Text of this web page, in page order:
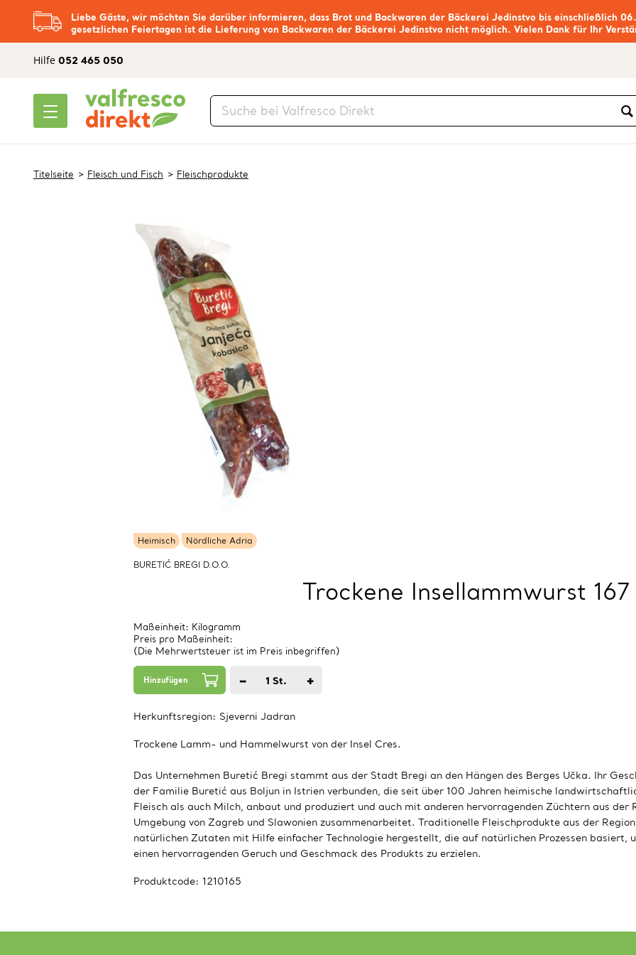
Liebe Gäste, wir möchten Sie darüber informieren, dass Brot und Backwaren der Bäckerei Jedinstvo bis einschließlich
gesetzlichen Feiertagen ist die Lieferung von Backwaren der Bäckerei Jedinstvo nicht möglich. Vielen Dank für Ihr
Hilfe 052 465 050
Titelseite Fleisch und Fisch Fleischprodukte
Heimisch Nördliche Adria
BURETIĆ BREGI D.O.O.
Trockene Insellammwurst
Maßeinheit: Kilogramm
Preis pro Maßeinheit:
(Die Mehrwertsteuer ist im Preis inbegriffen)
Hinzufügen − 1 St. +
Herkunftsregion: Sjeverni Jadran
Trockene Lamm- und Hammelwurst von der Insel Cres.
Das Unternehmen Buretić Bregi stammt aus der Stadt Bregi an den Hängen des Berges Učka. Ihr
der Familie Buretić aus Boljun in Istrien verbunden, die seit über 100 Jahren heimische
Fleisch als auch Milch, anbaut und produziert und auch mit anderen hervorragenden Züchtern aus der
Umgebung von Zagreb und Slawonien zusammenarbeitet. Traditionelle Fleischprodukte aus der
natürlichen Zutaten mit Hilfe einfacher Technologie hergestellt, die auf natürlichen Prozessen basiert,
einen hervorragenden Geruch und Geschmack des Produkts zu erzielen.
Produktcode: 1210165